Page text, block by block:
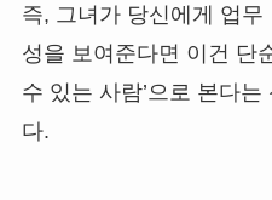
즉, 그녀가 당신에게 업
성을 보여준다면 이건 단
수 있는 사람’으로 본다
다.